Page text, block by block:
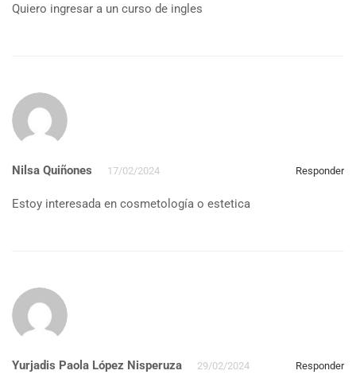
Quiero ingresar a un curso de ingles
Nilsa Quiñones 17/02/2024 Responder
Estoy interesada en cosmetología o estetica
Yurjadis Paola López Nisperuza 29/02/2024 Responder